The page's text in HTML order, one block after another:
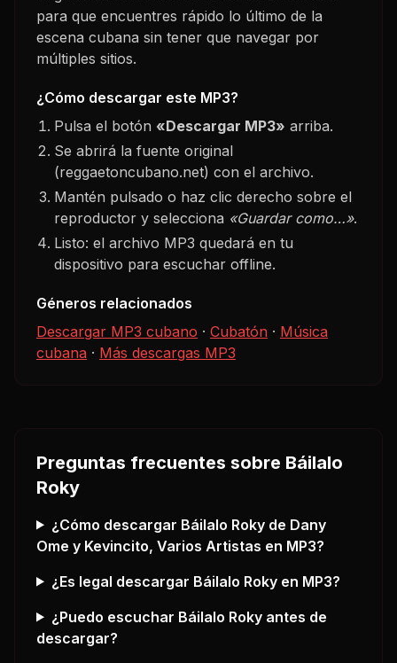
para que encuentres rápido lo último de la
escena cubana sin tener que navegar por
múltiples sitios.
¿Cómo descargar este MP3?
Pulsa el botón «Descargar MP3» arriba.
Se abrirá la fuente original
(reggaetoncubano.net) con el archivo.
Mantén pulsado o haz clic derecho sobre el
reproductor y selecciona «Guardar como…».
Listo: el archivo MP3 quedará en tu
dispositivo para escuchar offline.
Géneros relacionados
Descargar MP3 cubano · Cubatón · Música
cubana · Más descargas MP3
Preguntas frecuentes sobre Báilalo
Roky
¿Cómo descargar Báilalo Rokyde Dany
Ome y Kevincito, Varios Artistas en MP3?
¿Es legal descargar Báilalo Rokyen MP3?
¿Puedo escuchar Báilalo Rokyantes de
descargar?